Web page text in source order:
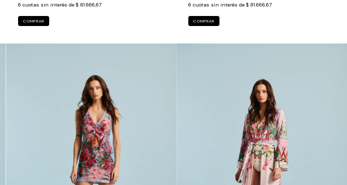
6 cuotas sin interés de $ 81.666,67
COMPRAR
6 cuotas sin interés de$ 81.666,67
COMPRAR